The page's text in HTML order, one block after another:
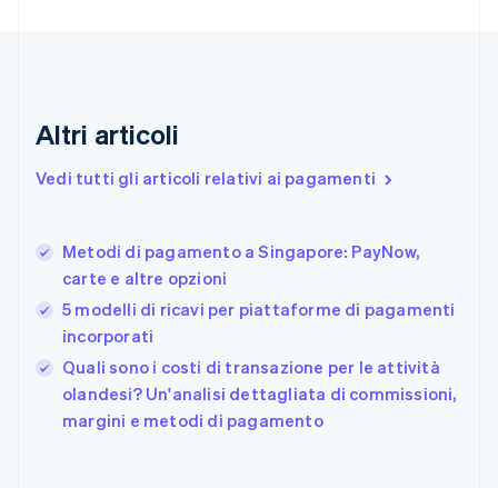
Altri articoli
Vedi tutti gli articoli relativi ai pagamenti
Metodi di pagamento a Singapore: PayNow,
carte e altre opzioni
5 modelli di ricavi per piattaforme di pagamenti
incorporati
Quali sono i costi di transazione per le attività
olandesi? Un'analisi dettagliata di commissioni,
margini e metodi di pagamento
Finlandia
Francia
Deutsch English
Giappone
日本語 English
English
Grecia
English
India
English